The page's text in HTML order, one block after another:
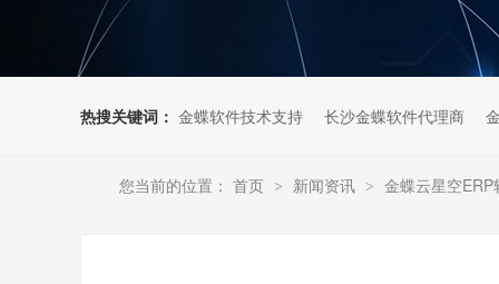
热搜关键词： 金蝶软件技术支持 长沙金蝶软件代理商
您当前的位置： 首页 > 新闻资讯 > 金蝶云星空